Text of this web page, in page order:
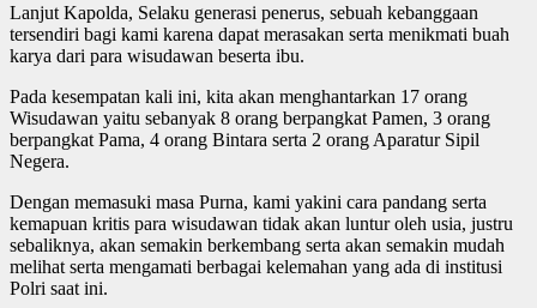
Lanjut Kapolda, Selaku generasi penerus, sebuah kebanggaan
tersendiri bagi kami karena dapat merasakan serta menikmati buah
karya dari para wisudawan beserta ibu.
Pada kesempatan kali ini, kita akan menghantarkan 17 orang
Wisudawan yaitu sebanyak 8 orang berpangkat Pamen, 3 orang
berpangkat Pama, 4 orang Bintara serta 2 orang Aparatur Sipil
Negera.
Dengan memasuki masa Purna, kami yakini cara pandang serta
kemapuan kritis para wisudawan tidak akan luntur oleh usia, justru
sebaliknya, akan semakin berkembang serta akan semakin mudah
melihat serta mengamati berbagai kelemahan yang ada di institusi
Polri saat ini.